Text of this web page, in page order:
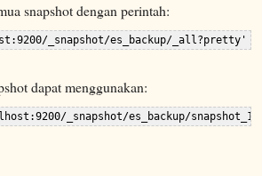
snapshot dengan perintah:
dapat menggunakan: